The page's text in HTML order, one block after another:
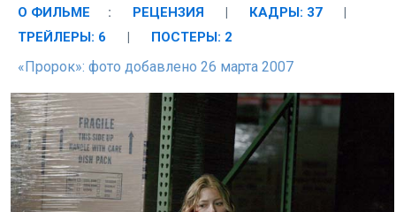
О ФИЛЬМЕ : РЕЦЕНЗИЯ | КАДРЫ: 37
|
ТРЕЙЛЕРЫ: 6
| ПОСТЕРЫ: 2
«Пророк»: фото добавлено 26 марта 2007